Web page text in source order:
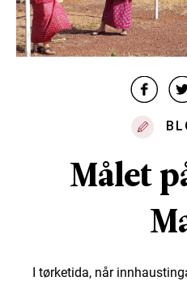
Målet
I tørketida, når